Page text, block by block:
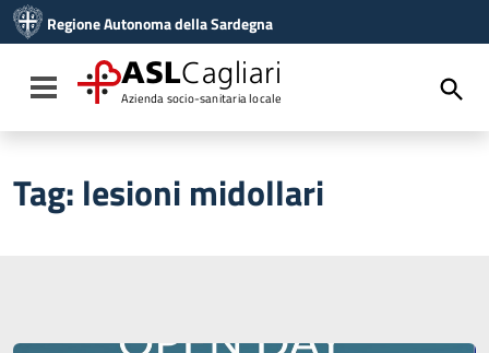
Vai al menu di navigazione
Vai al footer
Regione Autonoma della Sardegna
Toggle navigation
ASLCagliari
Azienda socio-sanitaria locale
Tag: lesioni midollari